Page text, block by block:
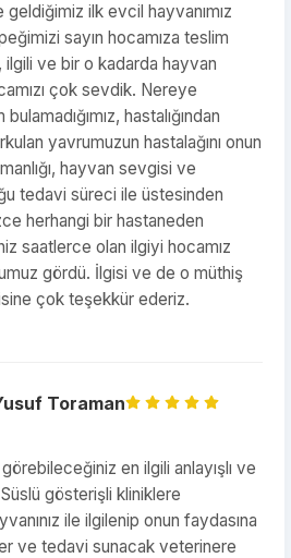
ilk evcil hayvanımız
sayın hocamıza teslim
ve bir o kadarda hayvan
çok sevdik. Nereye
hastalığından
yavrumuzun hastalağını onun
hayvan sevgisi ve
tedavi süreci ile üstesinden
herhangi bir hastaneden
saatlerce olan ilgiyi hocamız
gördü. İlgisi ve de o müthiş
çok teşekkür ederiz.
Toraman
en ilgili anlayışlı ve
gösterişli kliniklere
ile ilgilenip onun faydasına
ve tedavi sunacak veterinere